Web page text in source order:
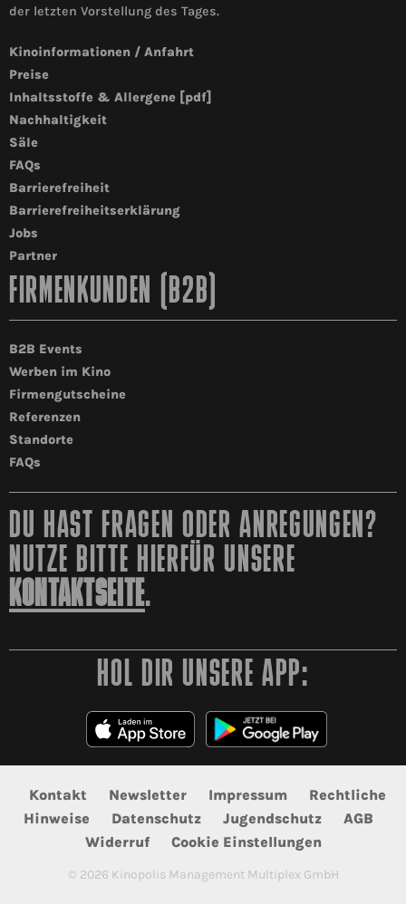
der letzten Vorstellung des Tages.
Kinoinformationen / Anfahrt
Preise
Inhaltsstoffe & Allergene [pdf]
Nachhaltigkeit
Säle
FAQs
Barrierefreiheit
Barrierefreiheitserklärung
Jobs
Partner
FIRMENKUNDEN (B2B)
B2B Events
Werben im Kino
Firmengutscheine
Referenzen
Standorte
FAQs
DU HAST FRAGEN ODER ANREGUNGEN?
NUTZE BITTE HIERFÜR UNSERE
KONTAKTSEITE.
HOL DIR UNSERE APP:
Kontakt Newsletter Impressum
Rechtliche
Hinweise
Datenschutz Jugendschutz
AGB
Widerruf
Cookie Einstellungen
© 2026 Kinopolis Management Multiplex GmbH